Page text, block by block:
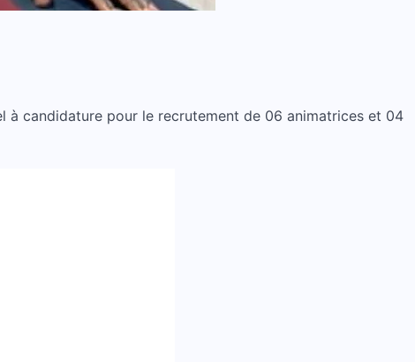
à candidature pour le recrutement de 06 animatrices et 04